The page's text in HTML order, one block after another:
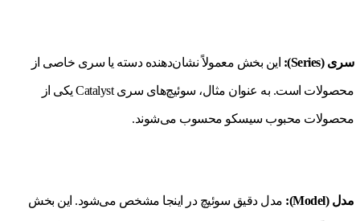
سری (Series): این بخش معمولاً نشان‌دهنده دسته یا سری خاصی از
محصولات است. به عنوان مثال، سوئیچ‌های سری Catalyst یکی از
محصولات محبوب سیسکو محسوب می‌شوند.
مدل (Model): مدل دقیق سوئیچ در اینجا مشخص می‌شود. این بخش